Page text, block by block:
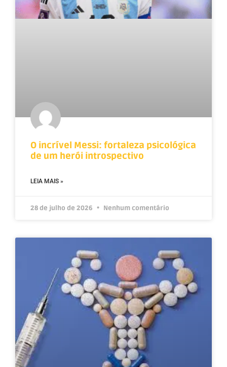
O incrível Messi: fortaleza psicológica
de um herói introspectivo
LEIA MAIS »
28 de julho de 2026 Nenhum comentário